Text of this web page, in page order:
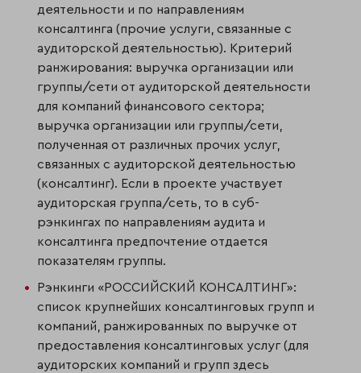
деятельности и по направлениям
консалтинга (прочие услуги, связанные с
аудиторской деятельностью). Критерий
ранжирования: выручка организации или
группы/сети от аудитор­ской деятельности
для компаний финансового сектора;
выручка организации или группы/сети,
полученная от различных прочих услуг,
связанных с ауди­торской деятельностью
(консалтинг). Если в проекте участвует
аудиторская группа/сеть, то в суб-
рэнкингах по направлениям аудита и
консалтинга пред­почтение отдается
показателям группы.
Рэнкинги «РОССИЙСКИЙ КОНСАЛТИНГ»:
список крупнейших консалтинговых групп и
компаний, ранжированных по выручке от
предоставления консалтинговых услуг (для
аудиторских компаний и групп здесь